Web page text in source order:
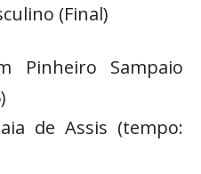
(Final)
Pinheiro Sampaio
de Assis (tempo: